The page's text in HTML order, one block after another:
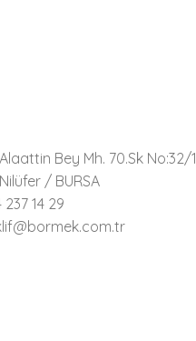
Alaattin Bey Mh. 70.Sk No:32/1
Nilüfer / BURSA
237 14 29